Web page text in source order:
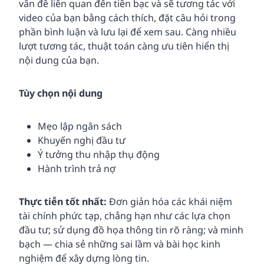
vấn đề liên quan đến tiền bạc và sẽ tương tác với
video của bạn bằng cách thích, đặt câu hỏi trong
phần bình luận và lưu lại để xem sau. Càng nhiều
lượt tương tác, thuật toán càng ưu tiên hiển thị
nội dung của bạn.
Tùy chọn nội dung
Mẹo lập ngân sách
Khuyến nghị đầu tư
Ý tưởng thu nhập thụ động
Hành trình trả nợ
Thực tiễn tốt nhất: Đơn giản hóa các khái niệm
tài chính phức tạp, chẳng hạn như các lựa chọn
đầu tư; sử dụng đồ họa thông tin rõ ràng; và minh
bạch — chia sẻ những sai lầm và bài học kinh
nghiệm để xây dựng lòng tin.